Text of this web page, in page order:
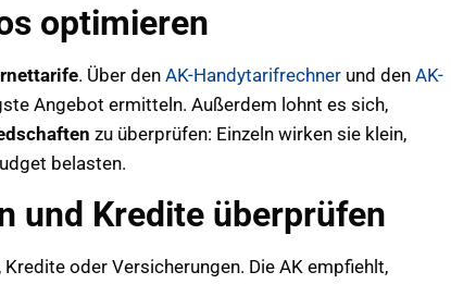
optimieren
. Über den AK-Handytarifrechner und den AK-
Angebot ermitteln. Außerdem lohnt es sich,
zu überprüfen: Einzeln wirken sie klein,
belasten.
und Kredite überprüfen
oder Versicherungen. Die AK empfiehlt,